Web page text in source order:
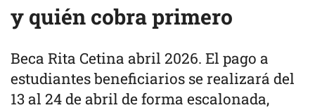
y quién cobra primero
Beca Rita Cetina abril 2026. El pago a
estudiantes beneficiarios se realizará del
13 al 24 de abril de forma escalonada,